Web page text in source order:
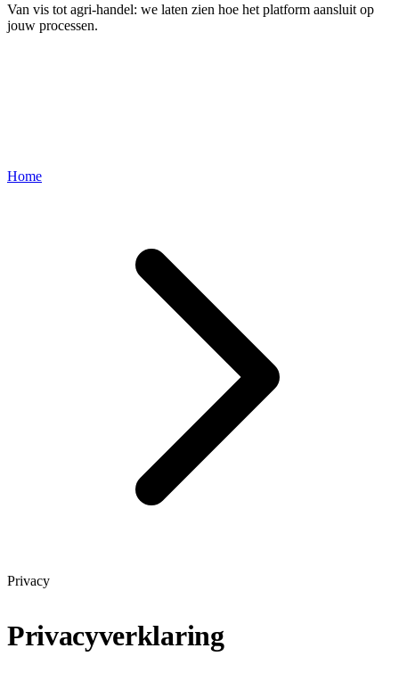
Van vis tot agri-handel: we laten zien hoe het platform aansluit op
jouw processen.
Home
Privacy
Privacyverklaring